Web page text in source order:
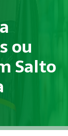
ou
Salto